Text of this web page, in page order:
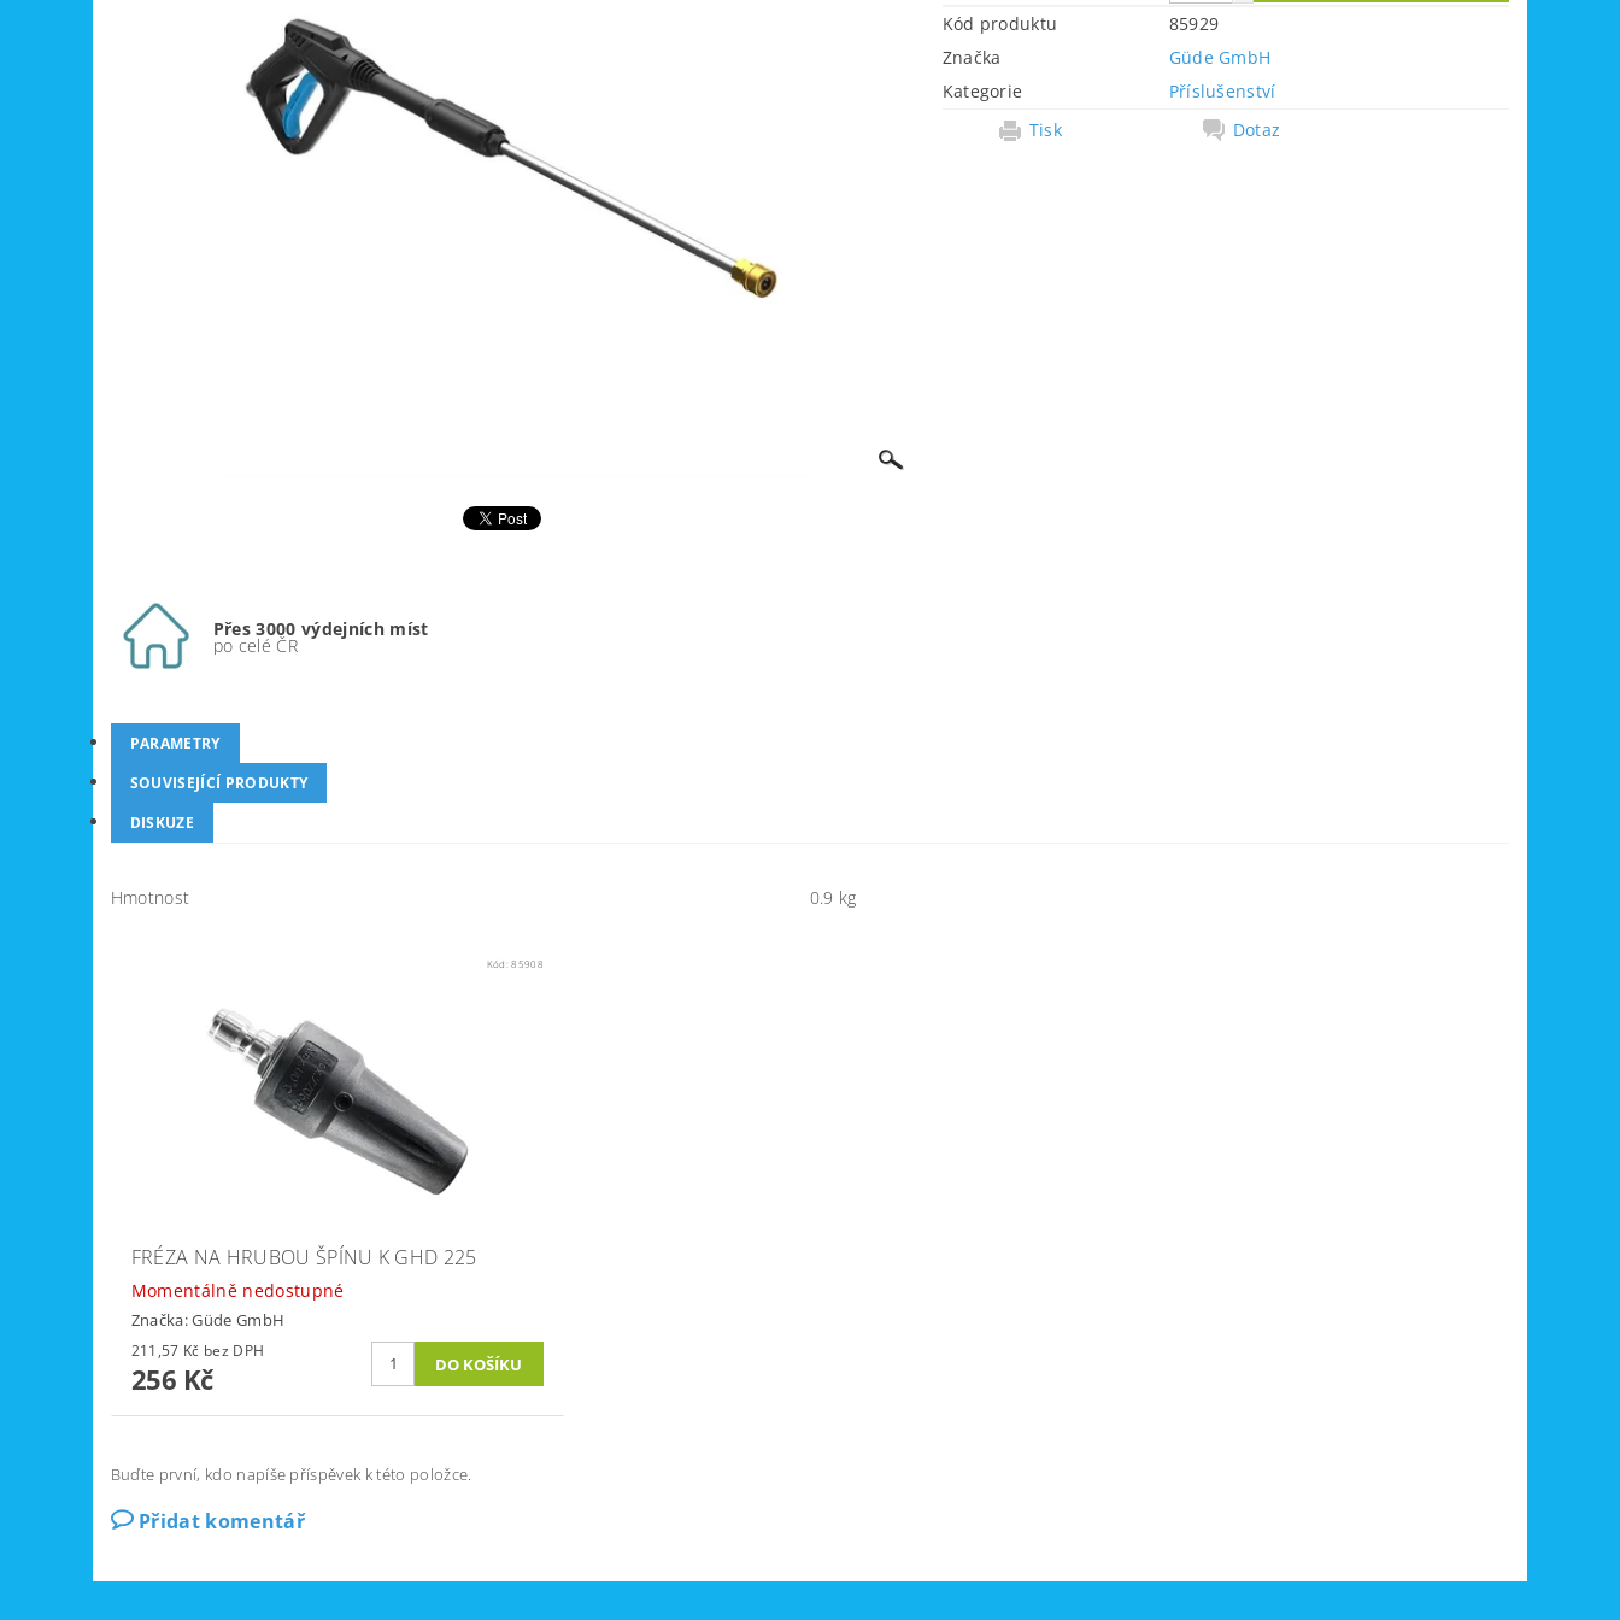
Kód produktu
85929
Značka
Güde GmbH
Kategorie
Příslušenství
Tisk
Dotaz
Přes 3000 výdejních míst
po celé ČR
PARAMETRY
SOUVISEJÍCÍ PRODUKTY
DISKUZE
Hmotnost 0.9 kg
Kód:85908
FRÉZA NA HRUBOU ŠPÍNU K GHD 225
Momentálně nedostupné
Značka:Güde GmbH
211,57 Kč bez DPH
256 Kč
Buďte první, kdo napíše příspěvek k této položce.
Přidat komentář